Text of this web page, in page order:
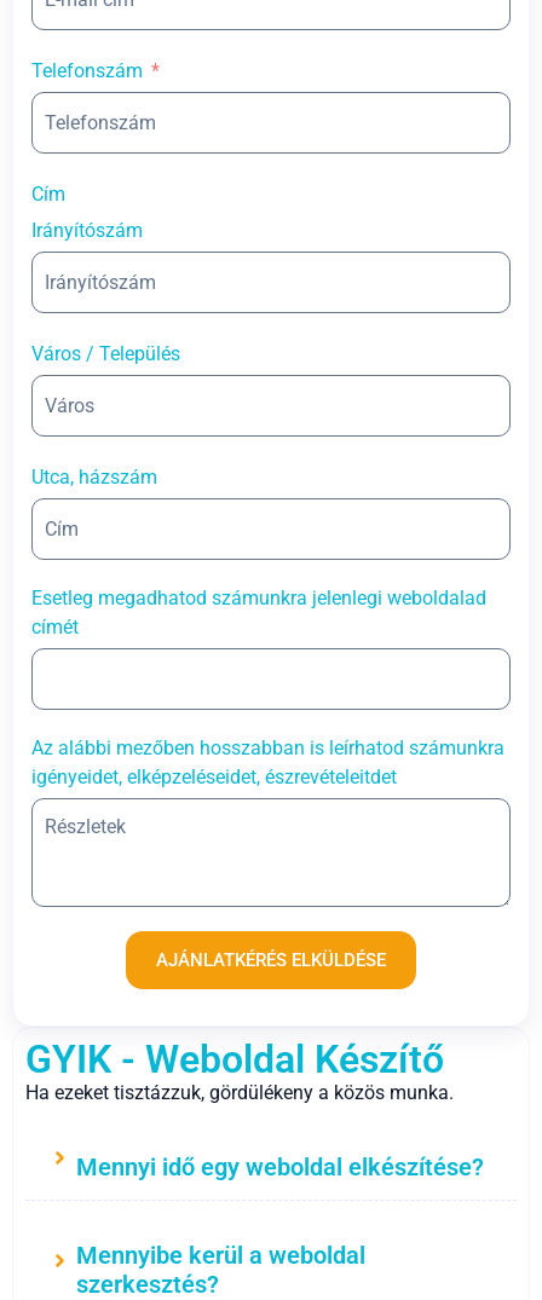
GYIK - Weboldal Készítő
Ha ezeket tisztázzuk, gördülékeny a közös munka.
Mennyi idő egy weboldal elkészítése?
Mennyibe kerül a weboldal
szerkesztés?
Telefonszám
Cím
Irányítószám
Város / Település
Utca, házszám
Esetleg megadhatod számunkra jelenlegi weboldalad
címét
Az alábbi mezőben hosszabban is leírhatod számunkra
igényeidet, elképzeléseidet, észrevételeitdet
AJÁNLATKÉRÉS ELKÜLDÉSE